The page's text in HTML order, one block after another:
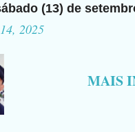
(13) de
2025
MAIS